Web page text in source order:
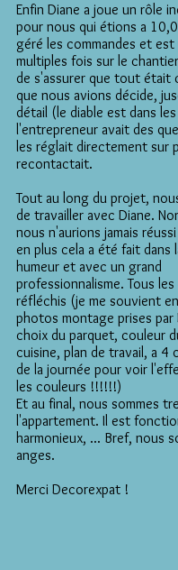
Enfin Diane a joue un rôle
pour nous qui étions a
géré les commandes et est
multiples fois sur le
de s'assurer que tout était
que nous avions décide,
détail (le diable est dans
l'entrepreneur avait des
les réglait directement sur
recontactait.
Tout au long du projet,
de travailler avec Diane.
nous n'aurions jamais
en plus cela a été fait dans
humeur et avec un grand
professionnalisme. Tous
réfléchis (je me souvient
photos montage prises par
choix du parquet, couleur
cuisine, plan de travail, a 4
de la journée pour voir
les couleurs !!!!!!)
Et au final, nous sommes
l'appartement. Il est
harmonieux, ... Bref, nous
anges.
Merci Decorexpat !